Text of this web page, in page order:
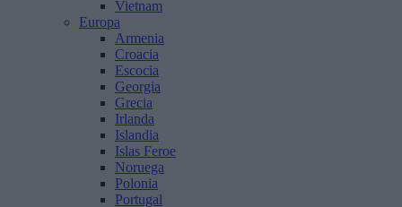
Vietnam
Europa
Armenia
Croacia
Escocia
Georgia
Grecia
Irlanda
Islandia
Islas Feroe
Noruega
Polonia
Portugal